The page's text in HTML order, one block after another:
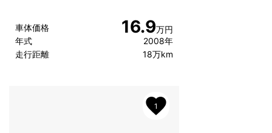
車体価格 16.9万円
年式
2008年
走行距離
18万km
1